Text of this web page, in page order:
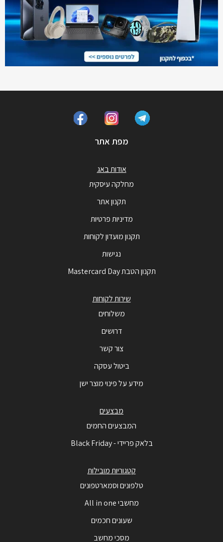
מפת אתר
אודות באג
מחלקה עיסקית
תקנון אתר
מדיניות פרטיות
תקנון מועדון לקוחות
נגישות
תקנון הטבת Mastercard Day
שירות לקוחות
משלוחים
דרושים
צור קשר
ביטול עסקה
מידע על פינוי מוצר ישן
מבצעים
המבצעים החמים
בלאק פריידי - Black Friday
קטגוריות מובילות
טלפונים וסמארטפונים
מחשבי All in one
שעונים חכמים
מסכי מחשב